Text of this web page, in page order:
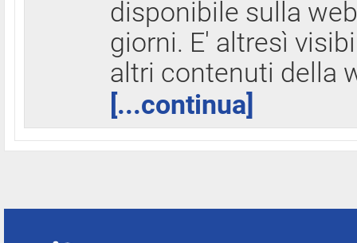
disponibile sulla
giorni. E' altresì
altri contenuti della
[...continua]